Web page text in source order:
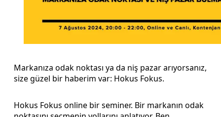
Markanıza odak noktası ya da niş pazar arıyorsanız,
size güzel bir haberim var: Hokus Fokus.
Hokus Fokus online bir seminer. Bir markanın odak